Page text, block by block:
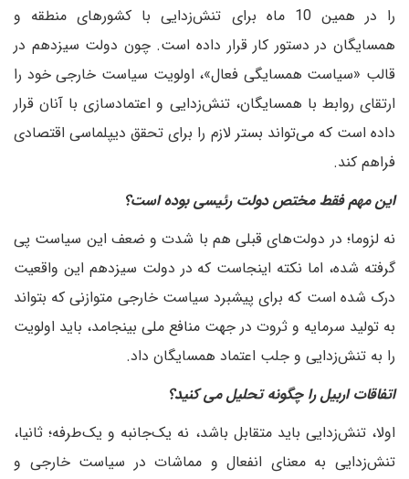
را در همین 10 ماه برای تنش‌زدایی با کشورهای منطقه و
همسایگان در دستور کار قرار داده است. چون دولت سیزدهم در
قالب «سیاست همسایگی فعال»، اولویت سیاست خارجی خود را
ارتقای روابط با همسایگان، تنش‌زدایی و اعتمادسازی با آنان قرار
داده است که می‌تواند بستر لازم را برای تحقق دیپلماسی اقتصادی
فراهم کند.
‌این مهم فقط مختص دولت رئیسی بوده است؟
نه لزوما؛ در دولت‌های قبلی هم با شدت و ضعف این سیاست پی
گرفته شده، اما نکته اینجاست که در دولت سیزدهم این واقعیت
درک شده است که برای پیشبرد سیاست خارجی متوازنی که بتواند
به تولید سرمایه و ثروت در جهت منافع ملی بینجامد، باید اولویت
را به تنش‌زدایی و جلب اعتماد همسایگان داد.
‌اتفاقات اربیل را چگونه تحلیل می کنید؟
اولا، تنش‌زدایی باید متقابل باشد، نه یک‌جانبه و یک‌طرفه؛ ثانیا،
تنش‌زدایی به معنای انفعال و مماشات در سیاست خارجی و